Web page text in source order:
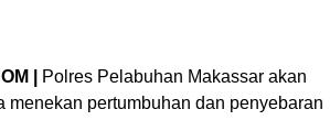
|
Polres Pelabuhan Makassar akan
menekan pertumbuhan dan penyebaran